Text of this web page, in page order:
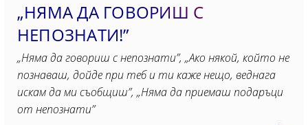
„НЯМА ДА ГОВОРИШ С
НЕПОЗНАТИ!”
„Няма да говориш с непознати”, „Ако някой, който не
познаваш, дойде при теб и ти каже нещо, веднага
искам да ми съобщиш”, „Няма да приемаш подаръци
от непознати”